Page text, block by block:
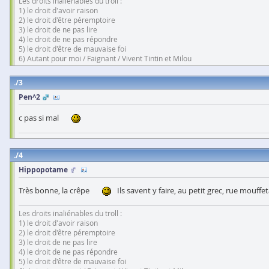
1) le droit d'avoir raison
2) le droit d'être péremptoire
3) le droit de ne pas lire
4) le droit de ne pas répondre
5) le droit d'être de mauvaise foi
6) Autant pour moi / Faignant / Vivent Tintin et Milou
3
Pen^2
c pas si mal
4
Hippopotame
Très bonne, la crêpe Ils savent y faire, au petit grec, rue
Les droits inaliénables du troll :
1) le droit d'avoir raison
2) le droit d'être péremptoire
3) le droit de ne pas lire
4) le droit de ne pas répondre
5) le droit d'être de mauvaise foi